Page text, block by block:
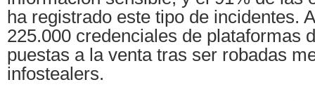
ha registrado este tipo de incidentes.
225.000 credenciales de plataformas
puestas a la venta tras ser robadas
infostealers.